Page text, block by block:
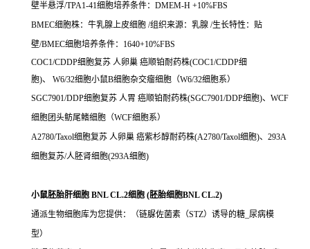
壁半悬浮/TPA1-41细胞培养条件：DMEM-H +10%FBS
BMEC细胞株：牛乳腺上皮细胞 /组织来源：乳腺 /生长特性：贴
壁/BMEC细胞培养条件：1640+10%FBS
COC1/CDDP细胞复苏 人卵巢 癌顺铂耐药株(COC1/CDDP细
胞)、 W6/32细胞小鼠B细胞杂交瘤细胞（W6/32细胞系）
SGC7901/DDP细胞复苏 人胃 癌顺铂耐药株(SGC7901/DDP细胞)、WCF
细胞团头鲂尾鳍细胞（WCF细胞系）
A2780/Taxol细胞复苏 人卵巢 癌紫杉醇耐药株(A2780/Taxol细胞)、293A
细胞复苏/人胚肾细胞(293A细胞)
小鼠胚胎肝细胞 BNL CL.2细胞 (胚胎细胞BNL CL.2)
通派生物细胞库为您提供：（链脲佐菌素（STZ）诱导的糖_尿病模
型）